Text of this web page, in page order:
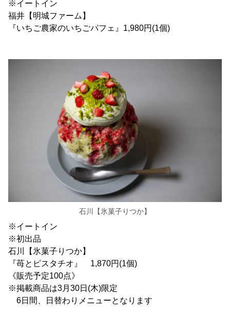
※イートイン
福井【明城ファーム】
『いちご農家のいちごパフェ』1,980円(1個)
石川【氷菓子りつか】
※イートイン
※初出品
石川【氷菓子りつか】
『苺とピスタチオ』 1,870円(1個)
《販売予定100点》
※掲載商品は3月30日(木)限定
6日間、日替わりメニューとなります